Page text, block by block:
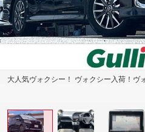
大人気ヴォクシー！ ヴォクシー入荷！ヴ